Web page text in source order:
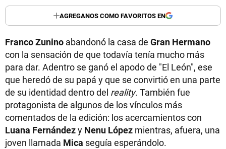
AGREGANOS COMO FAVORITOS EN
Franco Zunino abandonó la casa de Gran Hermano
con la sensación de que todavía tenía mucho más
para dar. Adentro se ganó el apodo de "El León", ese
que heredó de su papá y que se convirtió en una parte
de su identidad dentro del reality. También fue
protagonista de algunos de los vínculos más
comentados de la edición: los acercamientos con
Luana Fernándezy Nenu López mientras, afuera, una
joven llamada Mica seguía esperándolo.